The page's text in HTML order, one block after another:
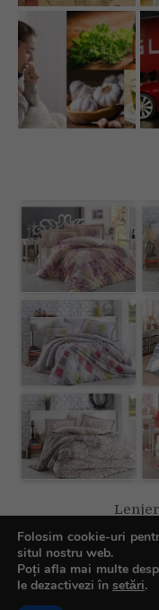
Folosim cookie-uri
situl nostru web.
Poți afla mai multe
le dezactivezi în setări.